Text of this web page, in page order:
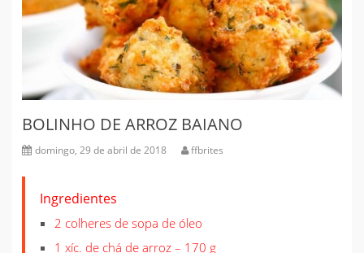
BOLINHO DE ARROZ BAIANO
domingo, 29 de abril de 2018 ffbrites
Ingredientes
2 colheres de sopa de óleo
1 xíc. de chá de arroz – 170 g